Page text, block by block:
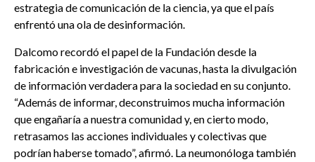
estrategia de comunicación de la ciencia, ya que el país
enfrentó una ola de desinformación.
Dalcomo recordó el papel de la Fundación desde la
fabricación e investigación de vacunas, hasta la divulgación
de información verdadera para la sociedad en su conjunto.
“Además de informar, deconstruimos mucha información
que engañaría a nuestra comunidad y, en cierto modo,
retrasamos las acciones individuales y colectivas que
podrían haberse tomado”, afirmó. La neumonóloga también